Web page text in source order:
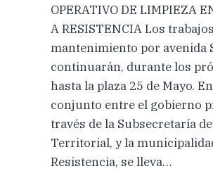
OPERATIVO DE LIMPIEZA
A RESISTENCIA Los
mantenimiento por avenida
continuarán, durante los
hasta la plaza 25 de Mayo.
conjunto entre el gobierno
través de la Subsecretaría
Territorial, y la
Resistencia, se lleva…